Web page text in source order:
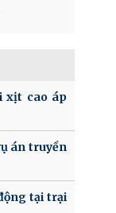
xịt cao áp
án truyền
tại trại